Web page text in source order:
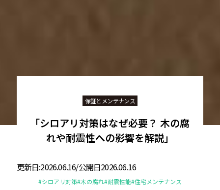
保証とメンテナンス
「シロアリ対策はなぜ必要？ 木の腐
れや耐震性への影響を解説」
更新日:2026.06.16/公開日2026.06.16
#シロアリ対策#木の腐れ#耐震性能#住宅メンテナンス